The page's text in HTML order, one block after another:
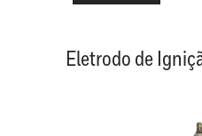
Eletrodo de